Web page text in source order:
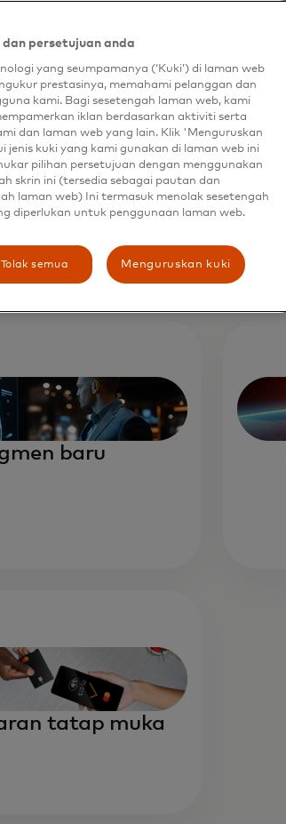
baru
tatap muka
persetujuan anda
yang seumpamanya (‘Kuki’) di laman web
prestasinya, memahami pelanggan dan
kami. Bagi sesetengah laman web, kami
iklan berdasarkan aktiviti serta
dan laman web yang lain. Klik 'Menguruskan
kuki yang kami gunakan di laman web ini
pilihan persetujuan dengan menggunakan
skrin ini (tersedia sebagai pautan dan
laman web) Ini termasuk menolak sesetengah
diperlukan untuk penggunaan laman web.
Tolak semua Menguruskan kuki